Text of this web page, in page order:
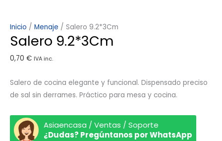
Inicio / Menaje / Salero 9.2*3Cm
Salero 9.2*3Cm
0,70 € IVA inc.
Salero de cocina elegante y funcional. Dispensado preciso
de sal sin derrames. Práctico para mesa y cocina.
Asiaencasa / Ventas / Soporte
¿Dudas? Pregúntanos por WhatsApp